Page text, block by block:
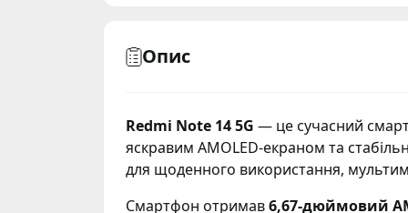
Опис
Redmi Note 14 5G — це сучасний
яскравим AMOLED-екраном та
для щоденного використання,
Смартфон отримав6,67-дюймовий